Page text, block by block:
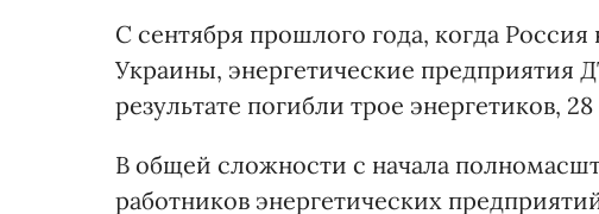
С сентября прошлого года, когда Россия
Украины, энергетические предприятия
результате погибли трое энергетиков,
В общей сложности с начала
работников энергетических